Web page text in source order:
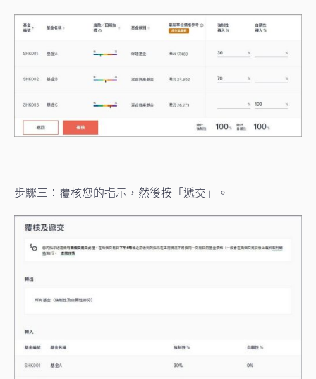
步驟三：覆核您的指示，然後按「遞交」。